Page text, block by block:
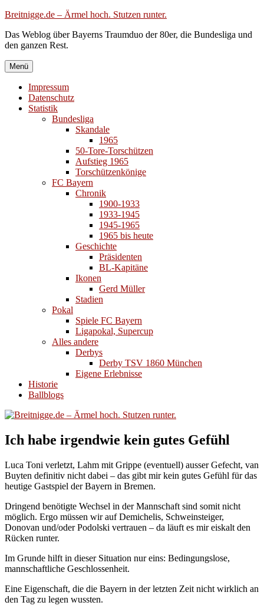
Zum
springen
Breitnigge.de – Ärmel hoch. Stutzen runter.
Das Weblog über Bayerns Traumduo der 80er, die Bundesliga und
den ganzen Rest.
Menü
Impressum
Datenschutz
Statistik
Bundesliga
Skandale
1965
50-Tore-Torschützen
Aufstieg 1965
Torschützenkönige
FC Bayern
Chronik
1900-1933
1933-1945
1945-1965
1965 bis heute
Geschichte
Präsidenten
BL-Kapitäne
Ikonen
Gerd Müller
Stadien
Pokal
Spiele FC Bayern
Ligapokal, Supercup
Alles andere
Derbys
Derby TSV 1860 München
Eigene Erlebnisse
Historie
Ballblogs
Ich habe irgendwie kein gutes Gefühl
Luca Toni verletzt, Lahm mit Grippe (eventuell) ausser Gefecht, van
Buyten definitiv nicht dabei – das gibt mir kein gutes Gefühl für das
heutige Gastspiel der Bayern in Bremen.
Dringend benötigte Wechsel in der Mannschaft sind somit nicht
möglich. Ergo müssen wir auf Demichelis, Schweinsteiger,
Donovan und/oder Podolski vertrauen – da läuft es mir eiskalt den
Rücken runter.
Im Grunde hilft in dieser Situation nur eins: Bedingungslose,
mannschaftliche Geschlossenheit.
Eine Eigenschaft, die die Bayern in der letzten Zeit nicht wirklich an
den Tag zu legen wussten.